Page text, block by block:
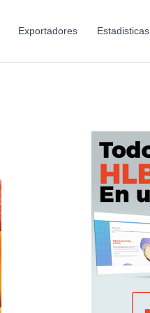
Exportadores Estadisticas